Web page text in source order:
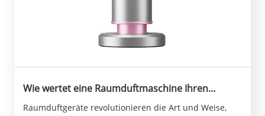
Wie wertet eine Raumduftmaschine Ihren
Raumduftgeräte revolutionieren die Art und Weise,